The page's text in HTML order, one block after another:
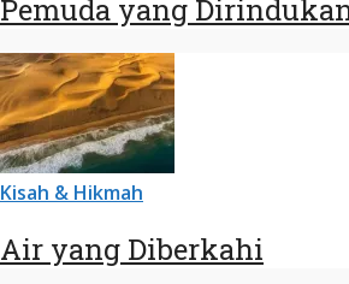
Pemuda yang
Kisah & Hikmah
Air yang Diberkahi